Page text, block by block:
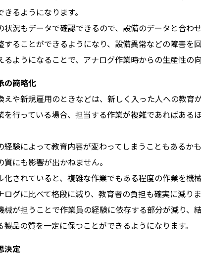
るようになります。
状況もデータで確認できるので、設備のデータと合わ
することができるようになり、設備異常などの障害を
るようになることで、アナログ作業時からの生産性の
の簡略化
えや新規雇用のときなどは、新しく入った人への教育
を行っている場合、担当する作業が複雑であればある
経験によって教育内容が変わってしまうこともあるか
にも影響が出かねません。
化されていると、複雑な作業でもある程度の作業を機
ログに比べて格段に減り、教育者の負担も確実に減りま
械が担うことで作業員の経験に依存する部分が減り、
品の質を一定に保つことができるようになります。
決定